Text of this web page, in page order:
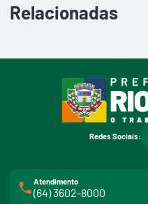
Relacionadas
Redes Sociais:
Atendimento
(64) 3602-8000